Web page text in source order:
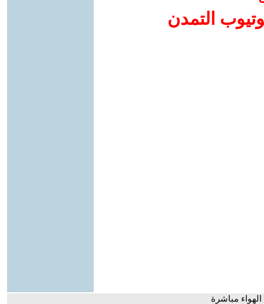
التمدن
مباشرة